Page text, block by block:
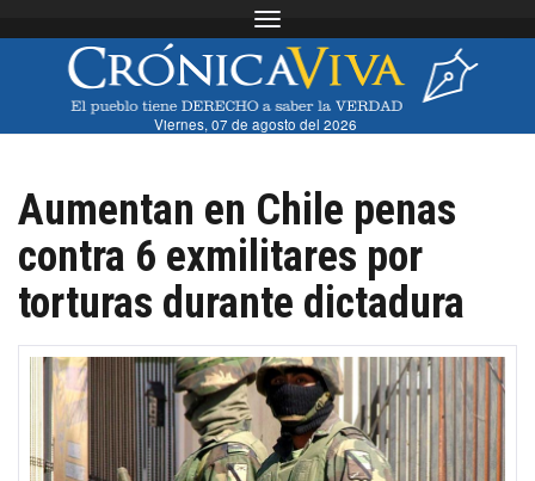
Toggle navigation
Viernes, 07 de agosto del 2026
Aumentan en Chile penas
contra 6 exmilitares por
torturas durante dictadura